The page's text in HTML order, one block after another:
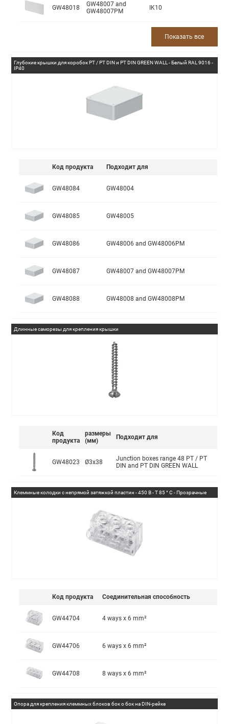
GW48018
GW48007 and
GW48007PM
IK10
Показать все
Глубокие крышки для коробок PT / PT DIN и PT DIN GREEN WALL - Белый RAL 9016 -
IP40
Код продукта Подходит для
GW48084 GW48004
GW48085 GW48005
GW48086 GW48006 and GW48006PM
GW48087 GW48007 and GW48007PM
GW48088 GW48008 and GW48008PM
Длинные саморезы для крепления крышки
Код
продукта
размеры
(мм)
Подходит для
GW48023 Ø3x38
Junction boxes range 48 PT / PT
DIN and PT DIN GREEN WALL
Клеммные колодки с непрямой затяжкой пластин - 450 В - T 85 ° C - Прозрачные
Код продукта Соединительная способность
GW44704 4 ways x 6 mm²
GW44706 6 ways x 6 mm²
GW44708 8 ways x 6 mm²
Опора для крепления клеммных блоков бок о бок на DIN-рейке